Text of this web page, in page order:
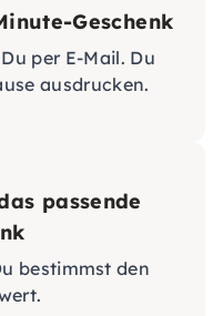
Geschenk
per E-Mail. Du
ausdrucken.
passende
bestimmst den